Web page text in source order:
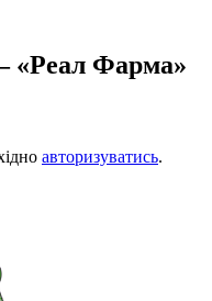
Фарма»
авторизуватись.